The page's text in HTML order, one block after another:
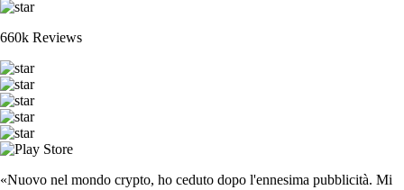
660k Reviews
«Nuovo nel mondo crypto, ho ceduto dopo l'ennesima pubblicità. Mi